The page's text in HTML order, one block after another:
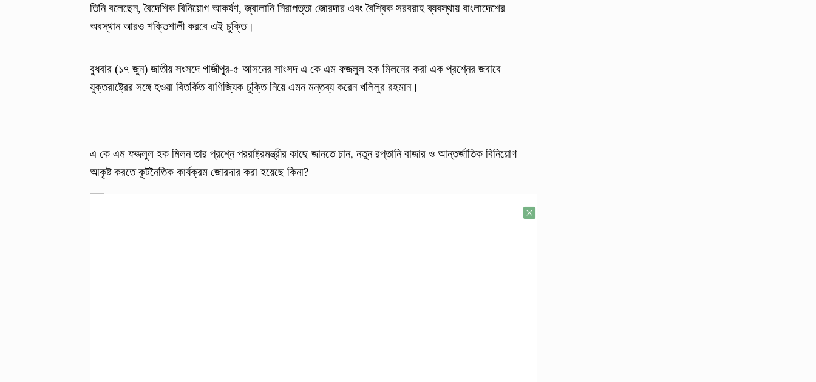
তিনি বলেছেন, বৈদেশিক বিনিয়োগ আকর্ষণ, জ্বালানি নিরাপত্তা জোরদার এবং বৈশ্বিক সরবরাহ ব্যবস্থায় বাংলাদেশের
অবস্থান আরও শক্তিশালী করবে এই চুক্তি।
বুধবার (১৭ জুন) জাতীয় সংসদে গাজীপুর-৫ আসনের সাংসদ এ কে এম ফজলুল হক মিলনের করা এক প্রশ্নের জবাবে
যুক্তরাষ্ট্রের সঙ্গে হওয়া বিতর্কিত বাণিজ্যিক চুক্তি নিয়ে এমন মন্তব্য করেন খলিলুর রহমান।
এ কে এম ফজলুল হক মিলন তার প্রশ্নে পররাষ্ট্রমন্ত্রীর কাছে জানতে চান, নতুন রপ্তানি বাজার ও আন্তর্জাতিক বিনিয়োগ
আকৃষ্ট করতে কূটনৈতিক কার্যক্রম জোরদার করা হয়েছে কিনা?